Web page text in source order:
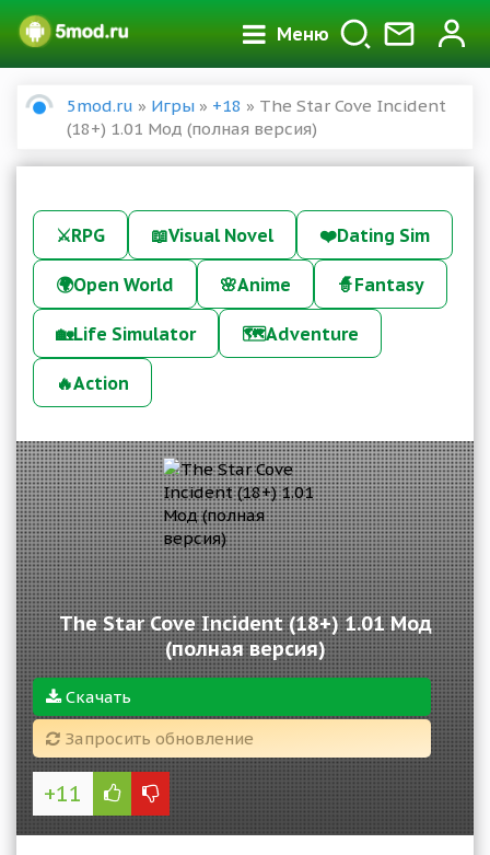
Меню
5mod.ru » Игры » +18 » The Star Cove Incident
(18+) 1.01 Мод (полная версия)
⚔️RPG 📖Visual Novel ❤️Dating Sim
🌍Open World 🌸Anime 🧙Fantasy
🏡Life Simulator 🗺️Adventure
🔥Action
The Star Cove Incident (18+) 1.01 Мод
(полная версия)
Скачать
Запросить обновление
+11